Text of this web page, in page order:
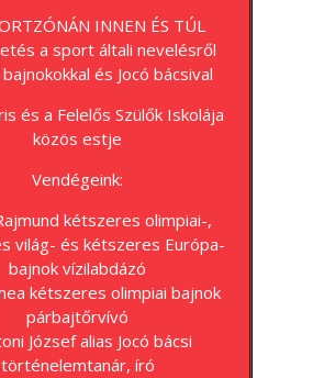
INNEN ÉS TÚL
a sport általi nevelésről
és Jocó bácsival
és a Felelős Szülők Iskolája
közös estje
Vendégeink:
kétszeres olimpiai-,
világ- és kétszeres Európa-
bajnok vízilabdázó
kétszeres olimpiai bajnok
párbajtőrvívó
József alias Jocó bácsi
történelemtanár, író